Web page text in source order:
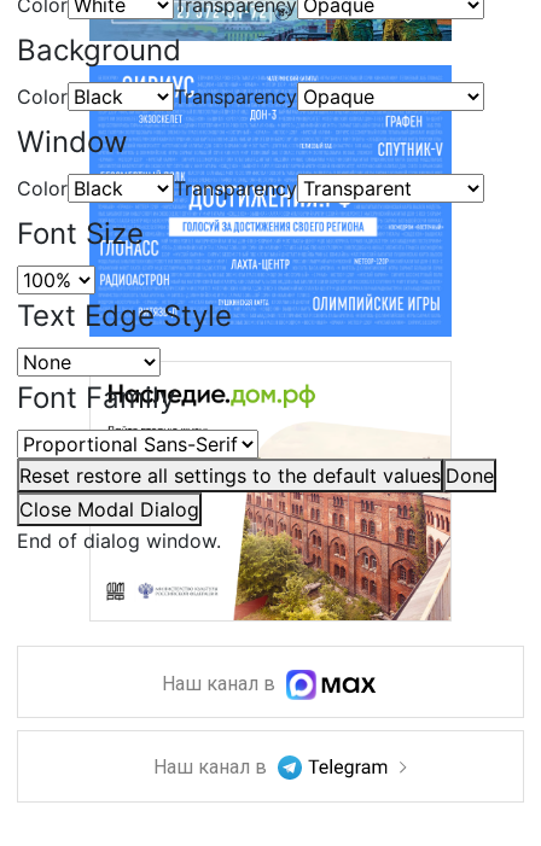
Color Transparency
Background
Color Transparency
Window
Color Transparency
Font Size
Text Edge Style
Font Family
Reset restore all settings to the default values Done
Close Modal Dialog
End of dialog window.
Наш канал в
Наш канал в